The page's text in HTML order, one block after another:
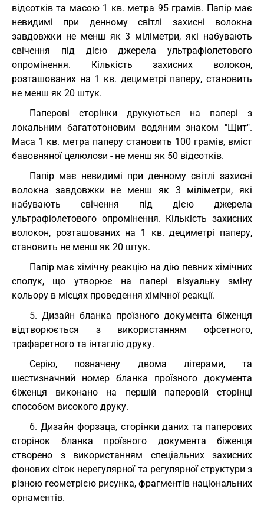
відсотків та масою 1 кв. метра 95 грамів. Папір має
невидимі при денному світлі захисні волокна
завдовжки не менш як 3 міліметри, які набувають
свічення під дією джерела ультрафіолетового
опромінення. Кількість захисних волокон,
розташованих на 1 кв. дециметрі паперу, становить
не менш як 20 штук.
Паперові сторінки друкуються на папері з
локальним багатотоновим водяним знаком "Щит".
Маса 1 кв. метра паперу становить 100 грамів, вміст
бавовняної целюлози - не менш як 50 відсотків.
Папір має невидимі при денному світлі захисні
волокна завдовжки не менш як 3 міліметри, які
набувають свічення під дією джерела
ультрафіолетового опромінення. Кількість захисних
волокон, розташованих на 1 кв. дециметрі паперу,
становить не менш як 20 штук.
Папір має хімічну реакцію на дію певних хімічних
сполук, що утворює на папері візуальну зміну
кольору в місцях проведення хімічної реакції.
5. Дизайн бланка проїзного документа біженця
відтворюється з використанням офсетного,
трафаретного та інтагліо друку.
Серію, позначену двома літерами, та
шестизначний номер бланка проїзного документа
біженця виконано на першій паперовій сторінці
способом високого друку.
6. Дизайн форзаца, сторінки даних та паперових
сторінок бланка проїзного документа біженця
створено з використанням спеціальних захисних
фонових сіток нерегулярної та регулярної структури з
різною геометрією рисунка, фрагментів національних
орнаментів.